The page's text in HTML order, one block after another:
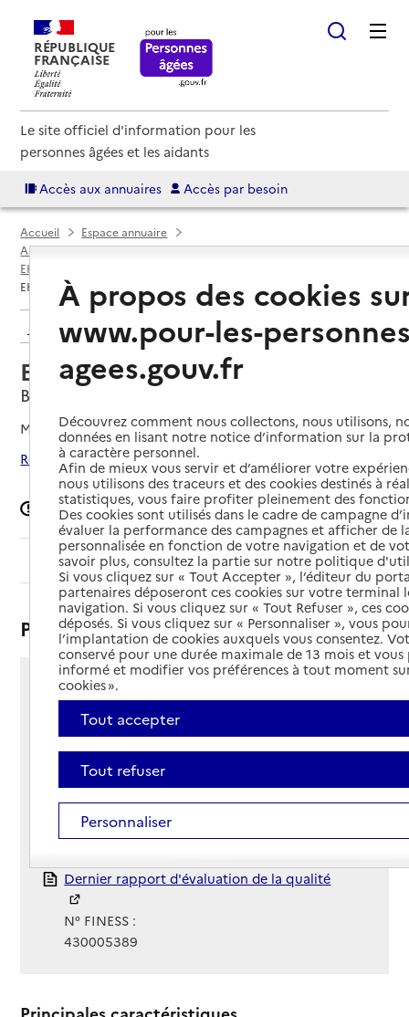
RÉPUBLIQUE
FRANÇAISE
Le site officiel d'information pour les
personnes âgées et les aidants
Accès aux annuaires Accès par besoin
Accueil
Espace annuaire
Annuaire EHPAD et maisons de retraite
EHPAD par département
EHPAD Foyer Notre-Dame
Retour aux résultats de l'annuaire
EHPAD Foyer Notre-Dame
Beaulieu, HAUTE-LOIRE
Mis à jour le06/03/2026
Rechercher les établissements autour de Beaulieu
Signaler une erreur
Sommaire
Présentation
169 route du Pont de Margeaix
43800 - Beaulieu
Voir itinéraire
Téléphone :
04 71 08 50 35
Contact
Site Internet
Site internet non renseigné
Gestionnaire :
Rapport HAS
Dernier rapport d'évaluation de la qualité
N° FINESS :
430005389
À propos des cookies
www.pour-les-
agees.gouv.fr
Découvrez comment nous collectons, nous utilisons,
données en lisant notre notice d’information sur la
à caractère personnel.
Afin de mieux vous servir et d’améliorer votre
nous utilisons des traceurs et des cookies destinés à
statistiques, vous faire profiter pleinement des
Des cookies sont utilisés dans le cadre de campagne
évaluer la performance des campagnes et afficher de
personnalisée en fonction de votre navigation et de
savoir plus, consultez la partie sur notre politique
Si vous cliquez sur « Tout Accepter », l’éditeur du
partenaires déposeront ces cookies sur votre terminal
navigation. Si vous cliquez sur « Tout Refuser », ces
déposés. Si vous cliquez sur « Personnaliser », vous
l’implantation de cookies auxquels vous consentez.
conservé pour une durée maximale de 13 mois et
informé et modifier vos préférences à tout moment
cookies ».
Tout accepter
Tout refuser
Personnaliser